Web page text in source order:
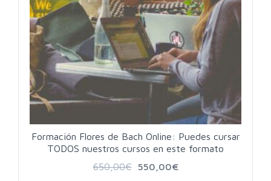
Formación Flores de Bach Online: Puedes cursar
TODOS nuestros cursos en este formato
650,00€ 550,00€